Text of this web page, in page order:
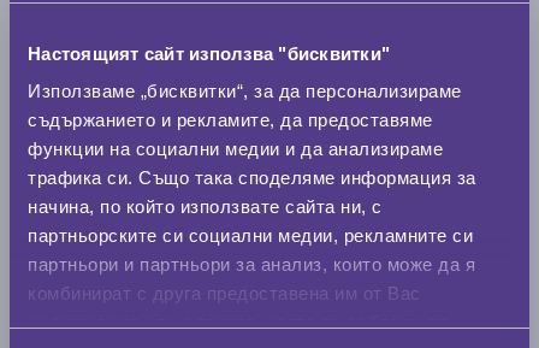
Настоящият сайт използва "бисквитки"
Използваме „бисквитки“, за да персонализираме
съдържанието и рекламите, да предоставяме
функции на социални медии и да анализираме
трафика си. Също така споделяме информация за
начина, по който използвате сайта ни, с
партньорските си социални медии, рекламните си
партньори и партньори за анализ, които може да я
комбинират с друга предоставена им от Вас
Нов размер
Стар размер